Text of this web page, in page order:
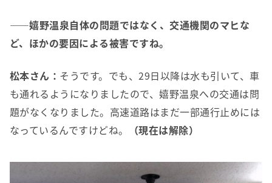
――嬉野温泉自体の問題ではなく、交通機関のマヒな
ど、ほかの要因による被害ですね。
松本さん： そうです。でも、29日以降は水も引いて、車
も通れるようになりましたので、嬉野温泉への交通は問
題がなくなりました。高速道路はまだ一部通行止めには
なっているんですけどね。
（現在は解除）